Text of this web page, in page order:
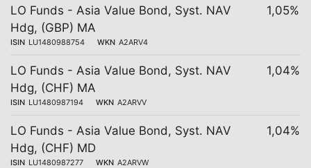
LO Funds - Asia Value Bond, Syst. NAV
Hdg, (GBP) MA
ISIN LU1480988754 WKN A2ARV4
1,05%
LO Funds - Asia Value Bond, Syst. NAV
Hdg, (CHF) MA
ISIN LU1480987194 WKN A2ARVV
1,04%
LO Funds - Asia Value Bond, Syst. NAV
Hdg, (CHF) MD
ISIN LU1480987277 WKN A2ARVW
1,04%